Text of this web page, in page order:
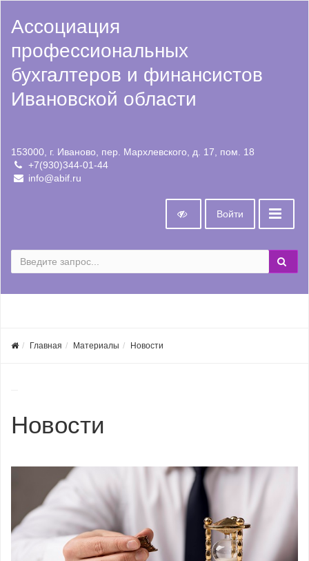
Ассоциация
профессиональных
бухгалтеров и финансистов
Ивановской области
153000, г. Иваново, пер. Мархлевского, д. 17, пом. 18
+7(930)344-01-44
info@abif.ru
Войти
Главная Материалы Новости
Новости